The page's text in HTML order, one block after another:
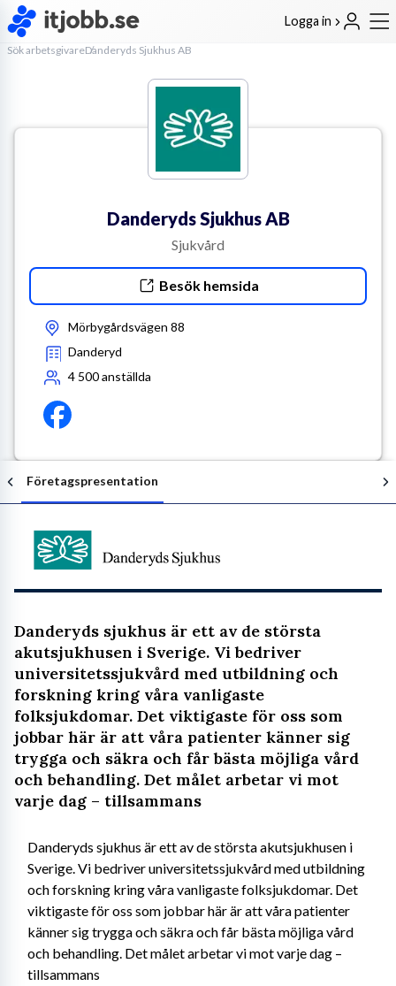
Logga in
Sök arbetsgivareDanderyds Sjukhus AB
Danderyds Sjukhus AB
Sjukvård
Besök hemsida
Mörbygårdsvägen 88
Danderyd
4 500anställda
Företagspresentation
Danderyds sjukhus är ett av de största
akutsjukhusen i Sverige. Vi bedriver
universitetssjukvård med utbildning och
forskning kring våra vanligaste
folksjukdomar. Det viktigaste för oss som
jobbar här är att våra patienter känner sig
trygga och säkra och får bästa möjliga vård
och behandling. Det målet arbetar vi mot
varje dag – tillsammans
Danderyds sjukhus är ett av de största akutsjukhusen i
Sverige. Vi bedriver universitetssjukvård med utbildning
och forskning kring våra vanligaste folksjukdomar. Det
viktigaste för oss som jobbar här är att våra patienter
känner sig trygga och säkra och får bästa möjliga vård
och behandling. Det målet arbetar vi mot varje dag –
tillsammans